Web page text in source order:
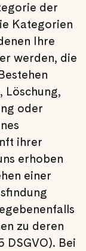
der
Kategorien
Ihre
werden, die
Löschung,
oder
ihrer
erhoben
einer
zu deren
DSGVO). Bei